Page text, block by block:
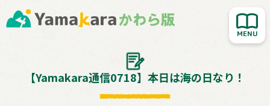
新着記事を読む
Yamakara登山教室
【Yamakara通信0718】本日は海の日なり！